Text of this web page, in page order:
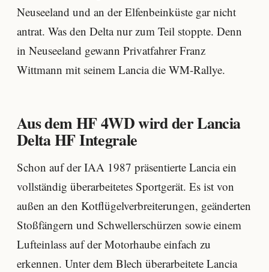
Neuseeland und an der Elfenbeinküste gar nicht
antrat. Was den Delta nur zum Teil stoppte. Denn
in Neuseeland gewann Privatfahrer Franz
Wittmann mit seinem Lancia die WM-Rallye.
Aus dem HF 4WD wird der Lancia
Delta HF Integrale
Schon auf der IAA 1987 präsentierte Lancia ein
vollständig überarbeitetes Sportgerät. Es ist von
außen an den Kotflügelverbreiterungen, geänderten
Stoßfängern und Schwellerschürzen sowie einem
Lufteinlass auf der Motorhaube einfach zu
erkennen. Unter dem Blech überarbeitete Lancia